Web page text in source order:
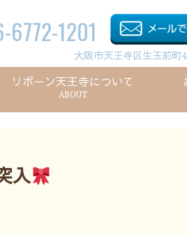
6772-1201
大阪市天王寺区生玉前
リボーン天王寺について
ABOUT
入